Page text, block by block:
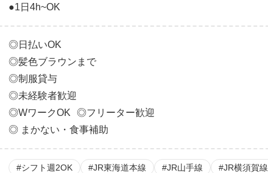
●1日4h~OK
◎日払いOK
◎髪色ブラウンまで
◎制服貸与
◎未経験者歓迎
◎WワークOK ◎フリーター歓迎
◎ まかない・食事補助
#シフト週2OK #JR東海道本線 #JR山手線 #JR横須賀線